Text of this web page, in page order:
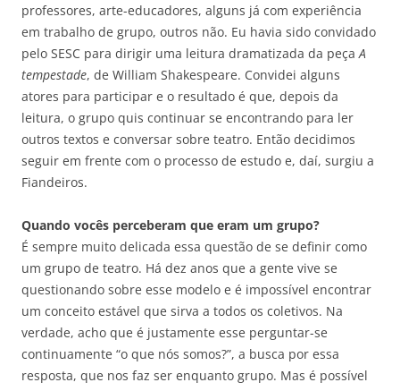
professores, arte-educadores, alguns já com experiência
em trabalho de grupo, outros não. Eu havia sido convidado
pelo SESC para dirigir uma leitura dramatizada da peça A
tempestade, de William Shakespeare. Convidei alguns
atores para participar e o resultado é que, depois da
leitura, o grupo quis continuar se encontrando para ler
outros textos e conversar sobre teatro. Então decidimos
seguir em frente com o processo de estudo e, daí, surgiu a
Fiandeiros.
Quando vocês perceberam que eram um grupo?
É sempre muito delicada essa questão de se definir como
um grupo de teatro. Há dez anos que a gente vive se
questionando sobre esse modelo e é impossível encontrar
um conceito estável que sirva a todos os coletivos. Na
verdade, acho que é justamente esse perguntar-se
continuamente “o que nós somos?”, a busca por essa
resposta, que nos faz ser enquanto grupo. Mas é possível